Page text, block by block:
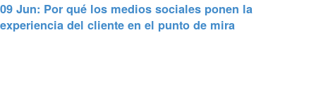
09 Jun: Por qué los medios sociales ponen la
experiencia del cliente en el punto de mira